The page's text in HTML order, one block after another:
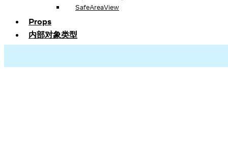
SafeAreaView
Props
内部对象类型